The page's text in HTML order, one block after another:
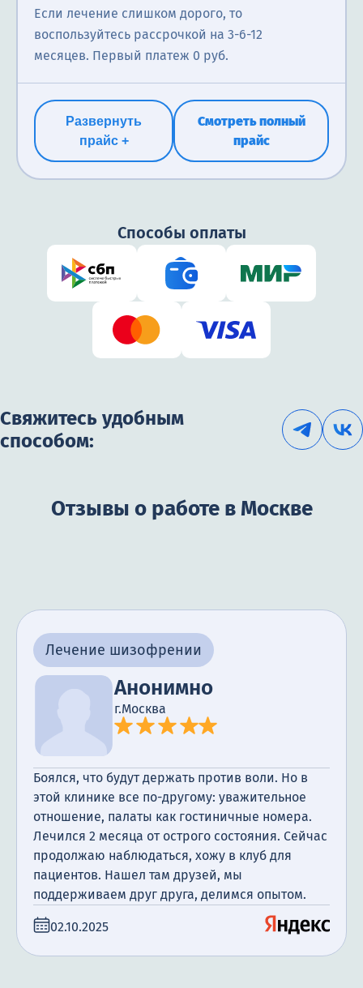
выдачей рекомендаций по профилактике,
диагностике, лечению психических заболеваний и
расстройств психики. С помощью
квалифицированного специалиста вы сможете
смягчить и вылечить такие отклонения, как
шизофрения, панические атаки, депрессия,
патологические страхи, неврозы и многие другие.
Если лечение слишком дорого, то
воспользуйтесь рассрочкой на 3-6-12
месяцев. Первый платеж 0 руб.
Развернуть
прайс +
Смотреть полный
прайс
Способы оплаты
Свяжитесь удобным
способом:
Отзывы о работе в Москве
Лечение шизофрении
Анонимно
г.Москва
Боялся, что будут держать против воли. Но в
этой клинике все по-другому: уважительное
отношение, палаты как гостиничные номера.
Лечился 2 месяца от острого состояния. Сейчас
продолжаю наблюдаться, хожу в клуб для
пациентов. Нашел там друзей, мы
поддерживаем друг друга, делимся опытом.
02.10.2025